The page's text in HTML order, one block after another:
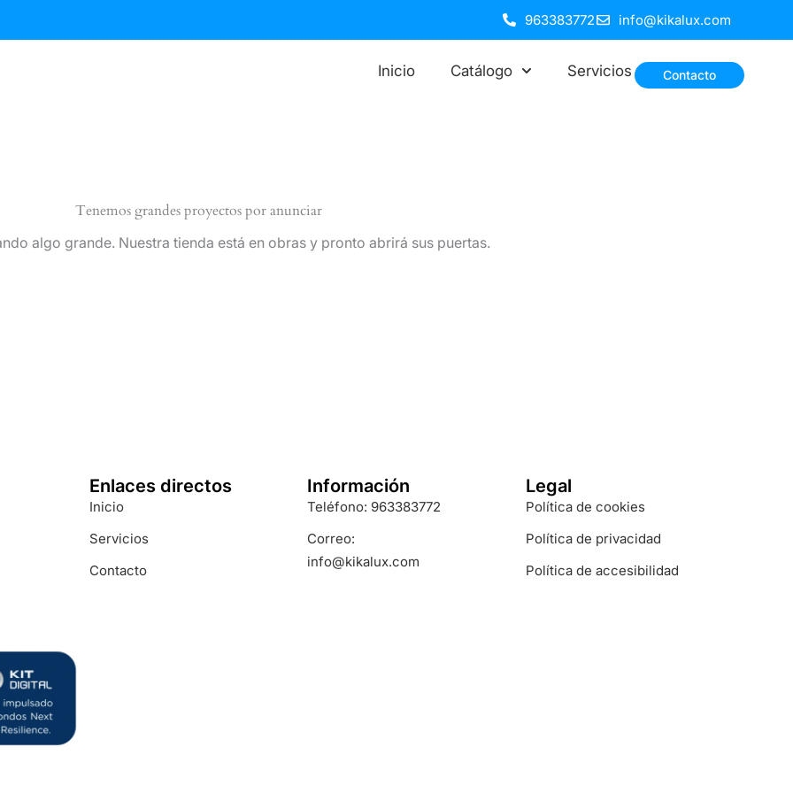
963383772 info@kikalux.com
Inicio Catálogo Servicios Contacto
Tenemos grandes proyectos por anunciar
algo grande. Nuestra tienda está en obras y pronto abrirá sus puertas.
Enlaces directos
Inicio
Servicios
Contacto
Información
Teléfono: 963383772
Correo:
info@kikalux.com
Legal
Política de cookies
Política de privacidad
Política de accesibilidad